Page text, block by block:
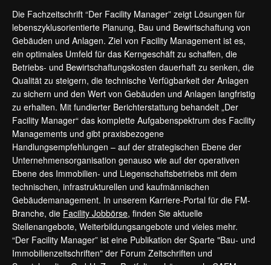
Die Fachzeitschrift “Der Facility Manager” zeigt Lösungen für
lebenszyklusorientierte Planung, Bau und Bewirtschaftung von
Gebäuden und Anlagen. Ziel von Facility Management ist es,
ein optimales Umfeld für das Kerngeschäft zu schaffen, die
Betriebs- und Bewirtschaftungskosten dauerhaft zu senken, die
Qualität zu steigern, die technische Verfügbarkeit der Anlagen
zu sichern und den Wert von Gebäuden und Anlagen langfristig
zu erhalten. Mit fundierter Berichterstattung behandelt „Der
Facility Manager“ das komplette Aufgabenspektrum des Facility
Managements und gibt praxisbezogene
Handlungsempfehlungen – auf der strategischen Ebene der
Unternehmensorganisation genauso wie auf der operativen
Ebene des Immobilien- und Liegenschaftsbetriebs mit dem
technischen, infrastrukturellen und kaufmännischen
Gebäudemanagement. In unserem Karriere-Portal für die FM-
Branche, die Facility Jobbörse, finden Sie aktuelle
Stellenangebote, Weiterbildungsangebote und vieles mehr.
“Der Facility Manager” ist eine Publikation der Sparte "Bau- und
Immobilienzeitschriften" der Forum Zeitschriften und